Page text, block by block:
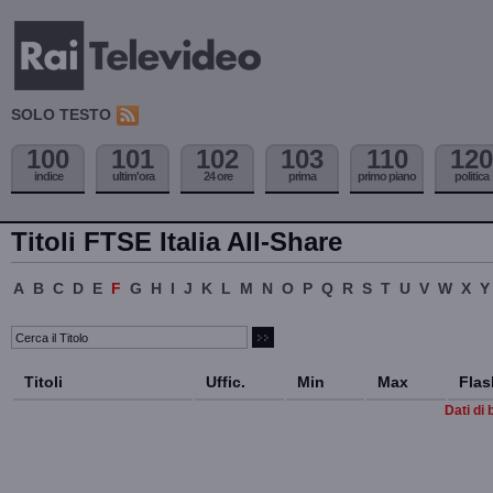
SOLO TESTO
100
indice
101
ultim'ora
102
24 ore
103
prima
110
primo piano
120
politica
Titoli FTSE Italia All-Share
A B C D E F G H I J K L M N O P Q R S T U V W X Y
Titoli Uffic. Min Max
Dati di